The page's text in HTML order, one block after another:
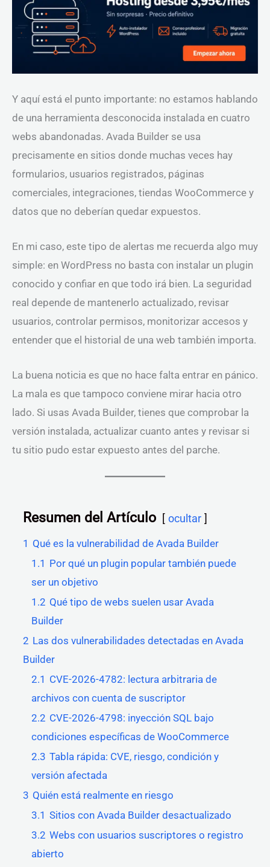
Y aquí está el punto importante: no estamos hablando
de una herramienta desconocida instalada en cuatro
webs abandonadas. Avada Builder se usa
precisamente en sitios donde muchas veces hay
formularios, usuarios registrados, páginas
comerciales, integraciones, tiendas WooCommerce y
datos que no deberían quedar expuestos.
En mi caso, este tipo de alertas me recuerda algo muy
simple: en WordPress no basta con instalar un plugin
conocido y confiar en que todo irá bien. La seguridad
real depende de mantenerlo actualizado, revisar
usuarios, controlar permisos, monitorizar accesos y
entender que el historial de una web también importa.
La buena noticia es que no hace falta entrar en pánico.
La mala es que tampoco conviene mirar hacia otro
lado. Si usas Avada Builder, tienes que comprobar la
versión instalada, actualizar cuanto antes y revisar si
tu sitio pudo estar expuesto antes del parche.
Resumen del Artículo ocultar
1 Qué es la vulnerabilidad de Avada Builder
1.1 Por qué un plugin popular también puede
ser un objetivo
1.2 Qué tipo de webs suelen usar Avada
Builder
2 Las dos vulnerabilidades detectadas en Avada
Builder
2.1 CVE-2026-4782: lectura arbitraria de
archivos con cuenta de suscriptor
2.2 CVE-2026-4798: inyección SQL bajo
condiciones específicas de WooCommerce
2.3 Tabla rápida: CVE, riesgo, condición y
versión afectada
3 Quién está realmente en riesgo
3.1 Sitios con Avada Builder desactualizado
3.2 Webs con usuarios suscriptores o registro
abierto